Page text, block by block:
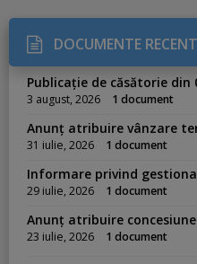
DOCUMENTE
Publicație de căsătorie din
3 august, 2026 1 document
Anunț atribuire vânzare
31 iulie, 2026 1 document
Informare privind
29 iulie, 2026 1 document
Anunț atribuire concesiune
23 iulie, 2026 1 document